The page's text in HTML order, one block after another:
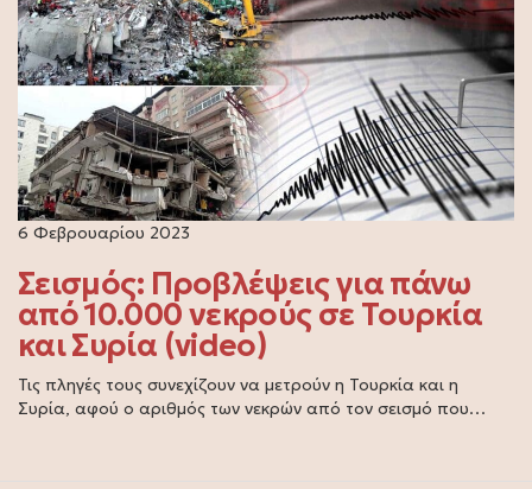
6 Φεβρουαρίου 2023
Σεισμός: Προβλέψεις για πάνω
από 10.000 νεκρούς σε Τουρκία
και Συρία (video)
Τις πληγές τους συνεχίζουν να μετρούν η Τουρκία και η
Συρία, αφού ο αριθμός των νεκρών από τον σεισμό που…